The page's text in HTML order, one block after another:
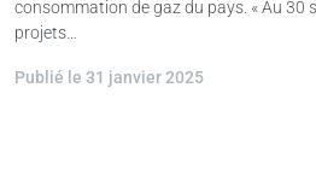
consommation de gaz du pays. « Au 30
projets…
Publié le 31 janvier 2025